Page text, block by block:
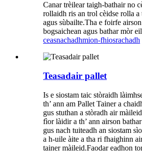
Canar trèilear taigh-bathair no
rollaidh ris an trol cèidse rolla a
agus sùbailte.Tha e foirfe
bogsaichean agus bathar mòr
ceasnachadhmion-fhiosrachadh
Teasadair pallet
Is e siostam taic stòraidh
th’ ann am Pallet Tainer a
gus stuthan a stòradh air
fìor làidir a th’ ann airson
gus nach tuiteadh an siostam
a h-uile àite a tha ri fhaighinn
tainer màileid.Faodar eadhon